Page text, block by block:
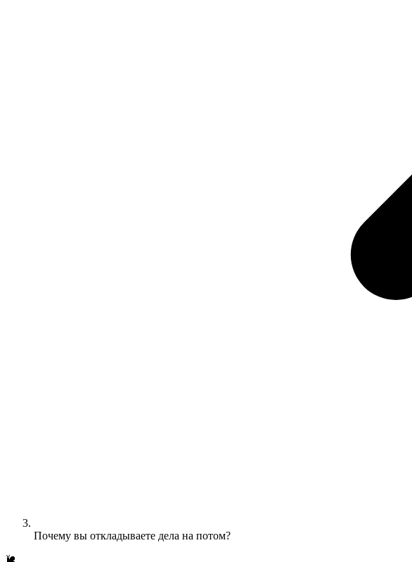
Почему вы откладываете дела на потом?
🐌